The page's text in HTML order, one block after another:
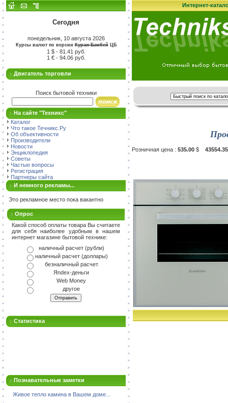
Сегодня
понедельник, 10 августа 2026
Курсы валют по версииКураж-БамбейЦБ
1 $ - 81.41 руб.
1 € - 94.06 руб.
Двигатель торговли
Поиск бытовой техники
На сайте "Техникс"
Каталог
Что такое Течникс.Ру
Об объективности
Производители
Новости
Энциклопедия
Советы
Частые вопросы
Регистрация
Партнеры сайта
И немного рекламы...
Это рекламное место пока вакантно
Опрос
Какой способ оплаты товара Вы считаете
для себя наиболее удобным в нашем
интернет магазине бытовой технике:
наличный расчет (рубли)
наличный расчет (доллары)
безналичный расчет
Яndex-деньги
Web Money
другое
Статистика
Познавательные заметки
Живое тепло камина в Вашем доме...
Интернет-
Розничная цена : 535.00 $ 43554.35